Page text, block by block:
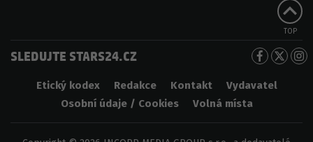
TOP
SLEDUJTE STARS24.CZ
Etický kodex Redakce Kontakt
Vydavatel
Osobní údaje / Cookies
Volná místa